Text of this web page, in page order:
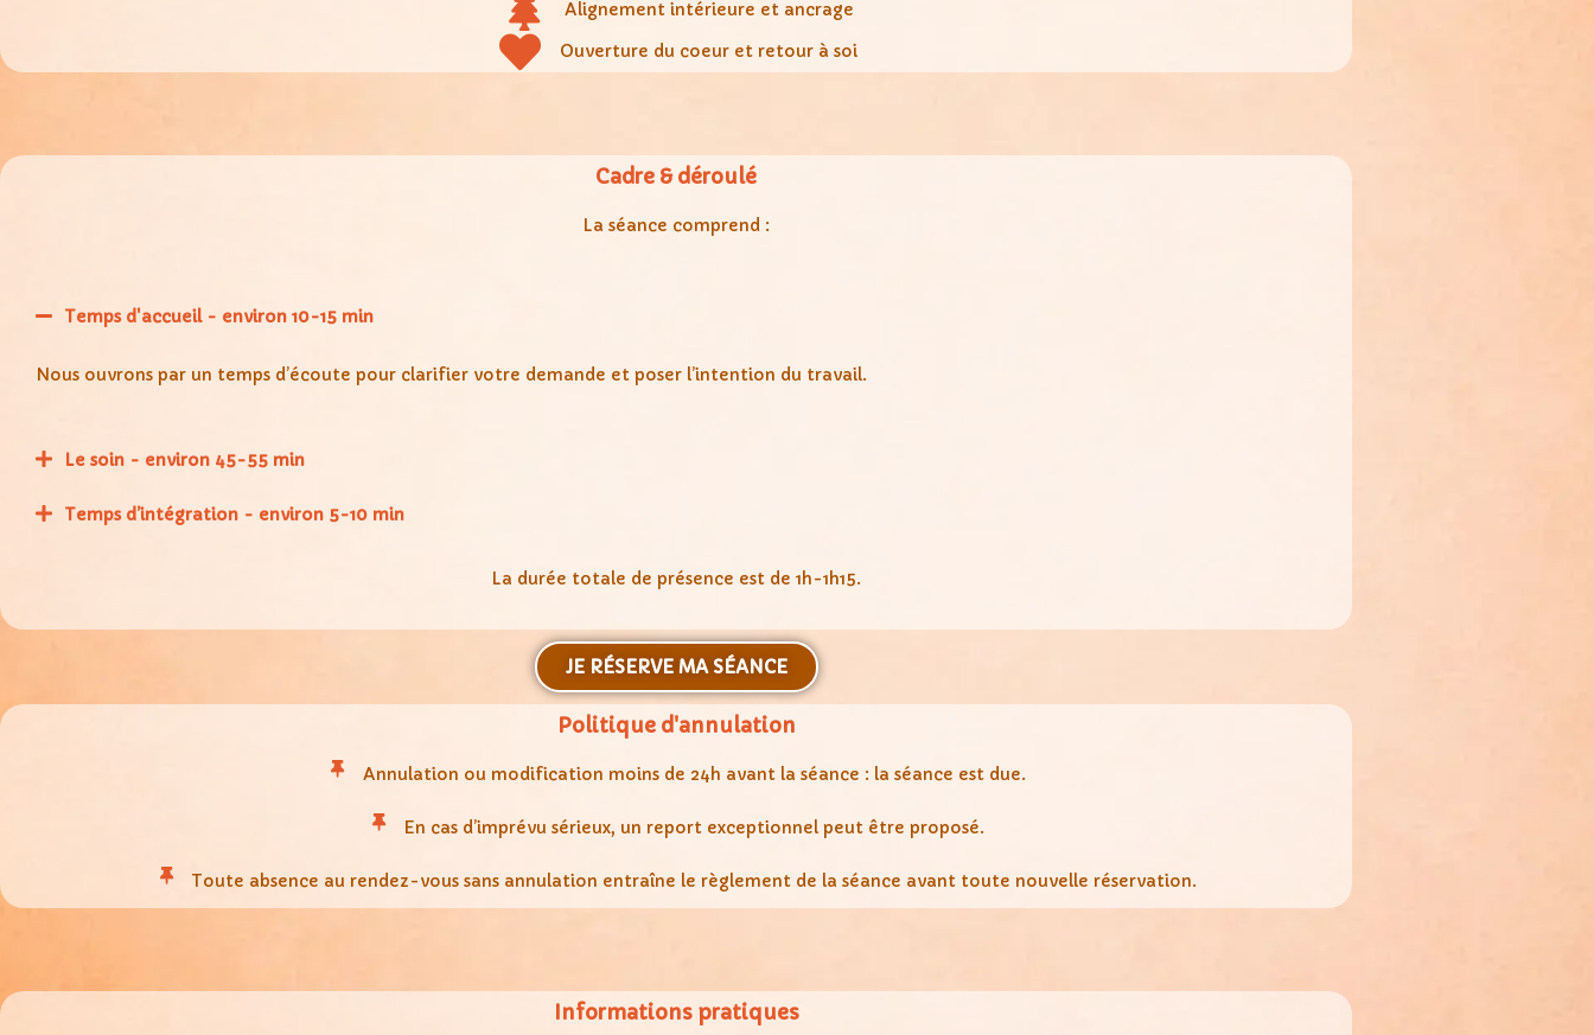
Alignement intérieure et ancrage
Ouverture du coeur et retour à soi
Cadre & déroulé
La séance comprend :
Temps d'accueil - environ 10-15 min
Nous ouvrons par un temps d’écoute pour clarifier votre demande et poser l’intention du travail.
Le soin - environ 45-55 min
Temps d’intégration - environ 5-10 min
La durée totale de présence est de 1h-1h15.
JE RÉSERVE MA SÉANCE
Politique d'annulation
Annulation ou modification moins de 24h avant la séance : la séance est due.
En cas d’imprévu sérieux, un report exceptionnel peut être proposé.
Toute absence au rendez-vous sans annulation entraîne le règlement de la séance avant toute nouvelle réservation.
Informations pratiques